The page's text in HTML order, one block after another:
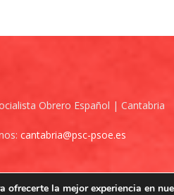
Obrero Español | Cantabria
cantabria@psc-psoe.es
ofrecerte la mejor experiencia en